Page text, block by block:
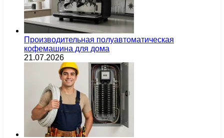
Производительная полуавтоматическая
кофемашина для дома
21.07.2026